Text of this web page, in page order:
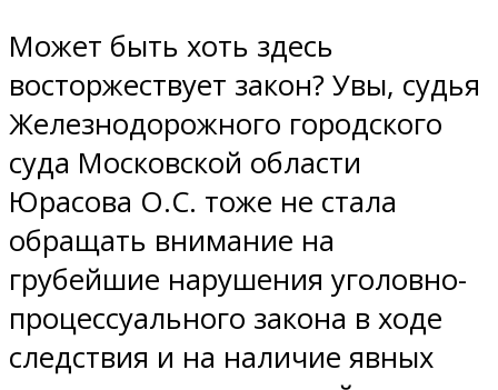
Может быть хоть здесь
восторжествует закон? Увы, судья
Железнодорожного городского
суда Московской области
Юрасова О.С. тоже не стала
обращать внимание на
грубейшие нарушения уголовно-
процессуального закона в ходе
следствия и на наличие явных